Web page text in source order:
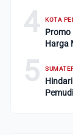
4 KOTA
Promo
Harga
5